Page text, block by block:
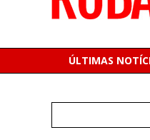
ÚLTIMAS